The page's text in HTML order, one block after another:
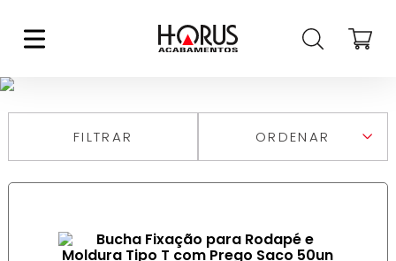
FILTRAR
MAIS VENDIDOS
MAIOR PREÇO
MENOR PREÇO